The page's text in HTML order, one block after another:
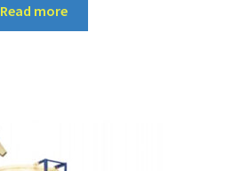
Read more